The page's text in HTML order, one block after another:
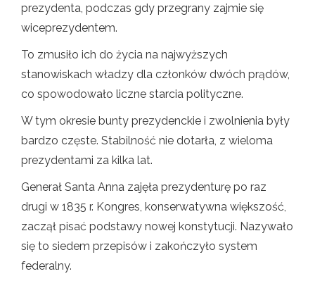
prezydenta, podczas gdy przegrany zajmie się
wiceprezydentem.
To zmusiło ich do życia na najwyższych
stanowiskach władzy dla członków dwóch prądów,
co spowodowało liczne starcia polityczne.
W tym okresie bunty prezydenckie i zwolnienia były
bardzo częste. Stabilność nie dotarła, z wieloma
prezydentami za kilka lat.
Generał Santa Anna zajęła prezydenturę po raz
drugi w 1835 r. Kongres, konserwatywna większość,
zaczął pisać podstawy nowej konstytucji. Nazywało
się to siedem przepisów i zakończyło system
federalny.